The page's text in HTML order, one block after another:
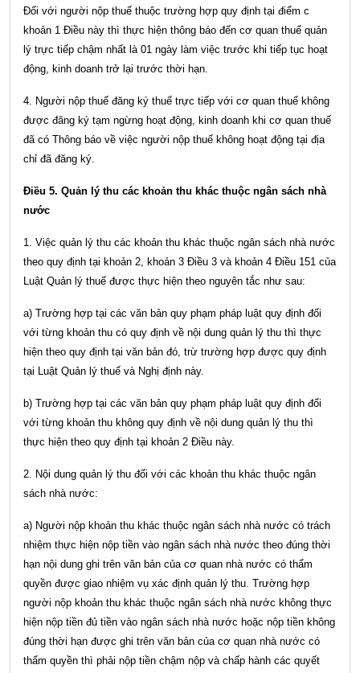
Đối với người nộp thuế thuộc trường hợp quy định tại điểm c
khoản 1 Điều này thì thực hiện thông báo đến cơ quan thuế quản
lý trực tiếp chậm nhất là 01 ngày làm việc trước khi tiếp tục hoạt
động, kinh doanh trở lại trước thời hạn.
4. Người nộp thuế đăng ký thuế trực tiếp với cơ quan thuế không
được đăng ký tạm ngừng hoạt động, kinh doanh khi cơ quan thuế
đã có Thông báo về việc người nộp thuế không hoạt động tại địa
chỉ đã đăng ký.
Điều 5. Quản lý thu các khoản thu khác thuộc ngân sách nhà
nước
1. Việc quản lý thu các khoản thu khác thuộc ngân sách nhà nước
theo quy định tại khoản 2, khoản 3 Điều 3 và khoản 4 Điều 151 của
Luật Quản lý thuế được thực hiện theo nguyên tắc như sau:
a) Trường hợp tại các văn bản quy phạm pháp luật quy định đối
với từng khoản thu có quy định về nội dung quản lý thu thì thực
hiện theo quy định tại văn bản đó, trừ trường hợp được quy định
tại Luật Quản lý thuế và Nghị định này.
b) Trường hợp tại các văn bản quy phạm pháp luật quy định đối
với từng khoản thu không quy định về nội dung quản lý thu thì
thực hiện theo quy định tại khoản 2 Điều này.
2. Nội dung quản lý thu đối với các khoản thu khác thuộc ngân
sách nhà nước:
a) Người nộp khoản thu khác thuộc ngân sách nhà nước có trách
nhiệm thực hiện nộp tiền vào ngân sách nhà nước theo đúng thời
hạn nội dung ghi trên văn bản của cơ quan nhà nước có thẩm
quyền được giao nhiệm vụ xác định quản lý thu. Trường hợp
người nộp khoản thu khác thuộc ngân sách nhà nước không thực
hiện nộp tiền đủ tiền vào ngân sách nhà nước hoặc nộp tiền không
đúng thời hạn được ghi trên văn bản của cơ quan nhà nước có
thẩm quyền thì phải nộp tiền chậm nộp và chấp hành các quyết